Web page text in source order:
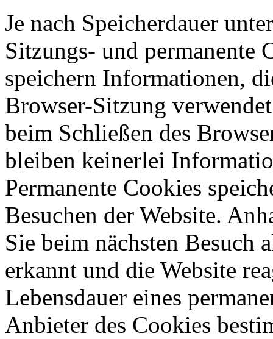
Je nach Speicherdauer
Sitzungs- und permanente
speichern Informationen,
Browser-Sitzung
beim Schließen des
bleiben keinerlei
Permanente Cookies
Besuchen der Website.
Sie beim nächsten Besuch
erkannt und die Website
Lebensdauer eines
Anbieter des Cookies